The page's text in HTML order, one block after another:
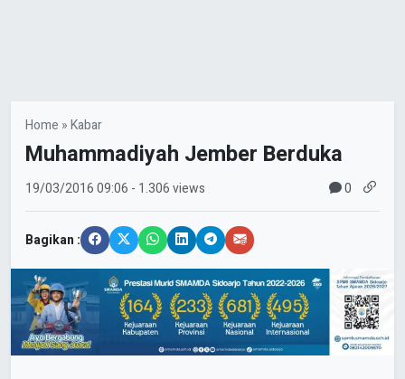
Home »Kabar
Muhammadiyah Jember Berduka
19/03/201609:06 - 1.306 views 0
Bagikan :